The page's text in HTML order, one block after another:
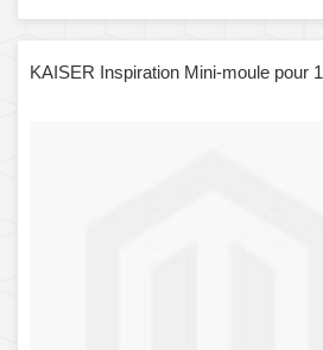
KAISER Inspiration Mini-moule pour